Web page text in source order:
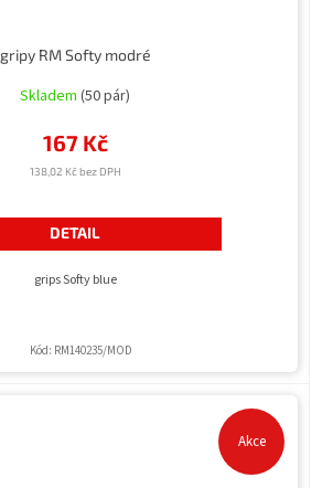
gripy RM Softy modré
Skladem (50 pár)
138,02 Kč bez DPH
167 Kč
DETAIL
grips Softy blue
Kód: RM140235/MOD
Akce